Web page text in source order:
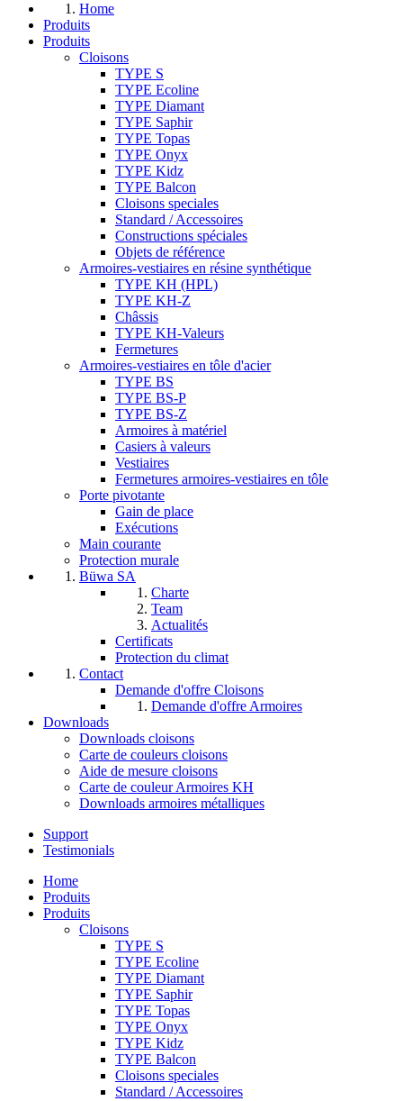
Home
Produits
Produits
Cloisons
TYPE S
TYPE Ecoline
TYPE Diamant
TYPE Saphir
TYPE Topas
TYPE Onyx
TYPE Kidz
TYPE Balcon
Cloisons speciales
Standard / Accessoires
Constructions spéciales
Objets de référence
Armoires-vestiaires en résine synthétique
TYPE KH (HPL)
TYPE KH-Z
Châssis
TYPE KH-Valeurs
Fermetures
Armoires-vestiaires en tôle d'acier
TYPE BS
TYPE BS-P
TYPE BS-Z
Armoires à matériel
Casiers à valeurs
Vestiaires
Fermetures armoires-vestiaires en tôle
Porte pivotante
Gain de place
Exécutions
Main courante
Protection murale
Büwa SA
Charte
Team
Actualités
Certificats
Protection du climat
Contact
Demande d'offre Cloisons
Demande d'offre Armoires
Downloads
Downloads cloisons
Carte de couleurs cloisons
Aide de mesure cloisons
Carte de couleur Armoires KH
Downloads armoires métalliques
Support
Testimonials
Home
Produits
Produits
Cloisons
TYPE S
TYPE Ecoline
TYPE Diamant
TYPE Saphir
TYPE Topas
TYPE Onyx
TYPE Kidz
TYPE Balcon
Cloisons speciales
Standard / Accessoires